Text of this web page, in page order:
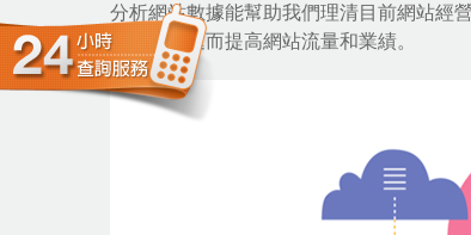
分析網站數據能幫助我們理清目前網站經
的想法，進而提高網站流量和業績。